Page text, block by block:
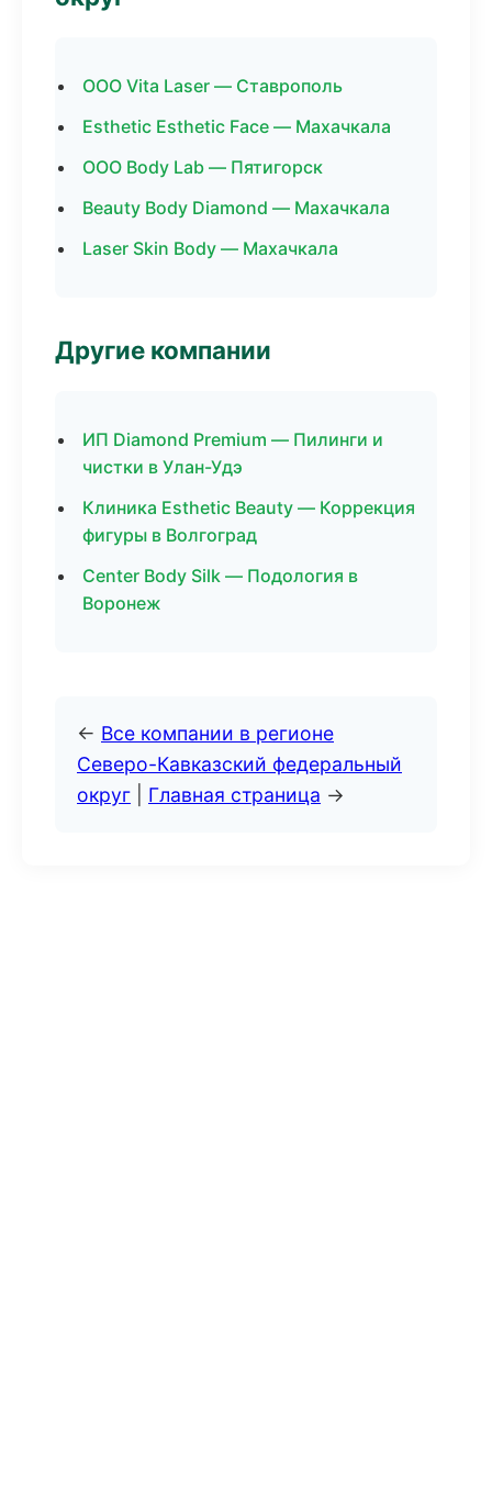
ООО Vita Laser — Ставрополь
Esthetic Esthetic Face — Махачкала
ООО Body Lab — Пятигорск
Beauty Body Diamond — Махачкала
Laser Skin Body — Махачкала
Другие компании
ИП Diamond Premium — Пилинги и
чистки в Улан-Удэ
Клиника Esthetic Beauty — Коррекция
фигуры в Волгоград
Center Body Silk — Подология в
Воронеж
← Все компании в регионе
Северо-Кавказский федеральный
округ
Главная страница →